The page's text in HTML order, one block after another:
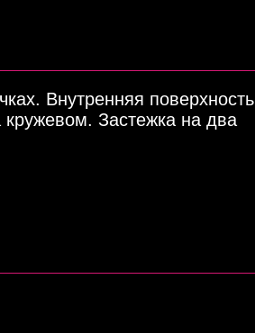
Внутренняя поверхность
Застежка на два